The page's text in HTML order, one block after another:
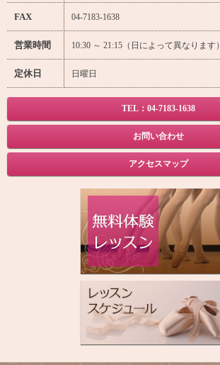
FAX 04-7183-1638
営業時間 10:30 ～ 21:15（日によって異なります）
定休日 日曜日
TEL：04-7183-1638
お問い合わせ
アクセスマップ